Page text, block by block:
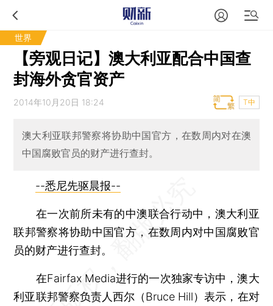
世界
【旁观日记】澳大利亚配合中国查
封海外贪官资产
2014年10月20日 18:24 T中
澳大利亚联邦警察将协助中国官方，在数周内对在澳
中国腐败官员的财产进行查封。
--悉尼先驱晨报--
在一次前所未有的中澳联合行动中，澳大利亚
联邦警察将协助中国官方，在数周内对中国腐败官
员的财产进行查封。
在Fairfax Media进行的一次独家专访中，澳大
利亚联邦警察负责人西尔（Bruce Hill）表示，在对